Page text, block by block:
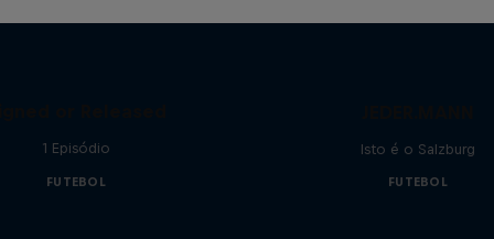
1 Episódio
FUTEBOL
Isto é o Salzburg
FUTEBOL